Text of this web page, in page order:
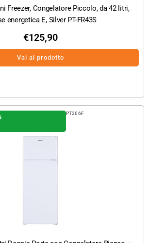
Freezer, Congelatore Piccolo, da 42 litri,
energetica E, Silver PT-FR43S
€125,90
Vai al prodotto
PT206F